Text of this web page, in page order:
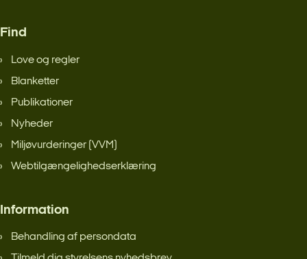
Find
Love og regler
Blanketter
Publikationer
Nyheder
Miljøvurderinger (VVM)
Webtilgængelighedserklæring
Information
Behandling af persondata